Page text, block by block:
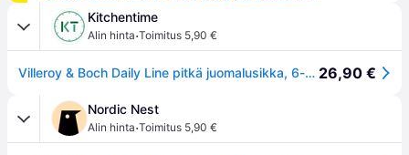
Kitchentime
Alin hinta·Toimitus 5,90 €
Villeroy & Boch Daily Line pitkä juomalusikka, 6-pakkaus 6-pakkaus 26,90 €
Nordic Nest
Alin hinta·Toimitus 5,90 €